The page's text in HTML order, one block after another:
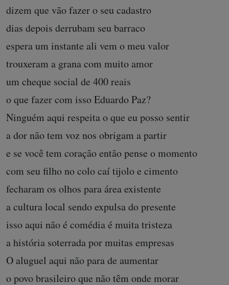
dizem que vão fazer o seu cadastro
dias depois derrubam seu barraco
espera um instante ali vem o meu valor
trouxeram a grana com muito amor
um cheque social de 400 reais
o que fazer com isso Eduardo Paz?
Ninguém aqui respeita o que eu posso sentir
a dor não tem voz nos obrigam a partir
e se você tem coração então pense o momento
com seu filho no colo caí tijolo e cimento
fecharam os olhos para área existente
a cultura local sendo expulsa do presente
isso aqui não é comédia é muita tristeza
a história soterrada por muitas empresas
O aluguel aqui não para de aumentar
o povo brasileiro que não têm onde morar